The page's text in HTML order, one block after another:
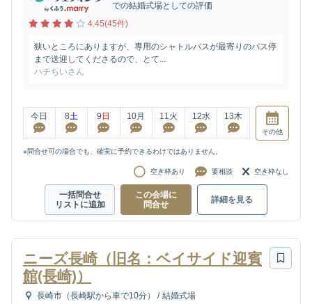
での結婚式場としての評価
4.45(45件)
狭いところにありますが、専用のシャトルバスが最寄りのバス停
まで送迎してくださるので、とて...
ハチちいさん
今日 8土 9 日 10月 11火 12水 13木
その他
※問合せ可の場合でも、確実に予約できるわけではありません。
空き枠あり 要相談 空き枠なし
一括問合せ
リストに追加
この会場に
問合せ
詳細を見る
ニーズ長崎（旧名：ベイサイド迎賓
館(長崎)）
長崎市（長崎駅から車で10分） / 結婚式場